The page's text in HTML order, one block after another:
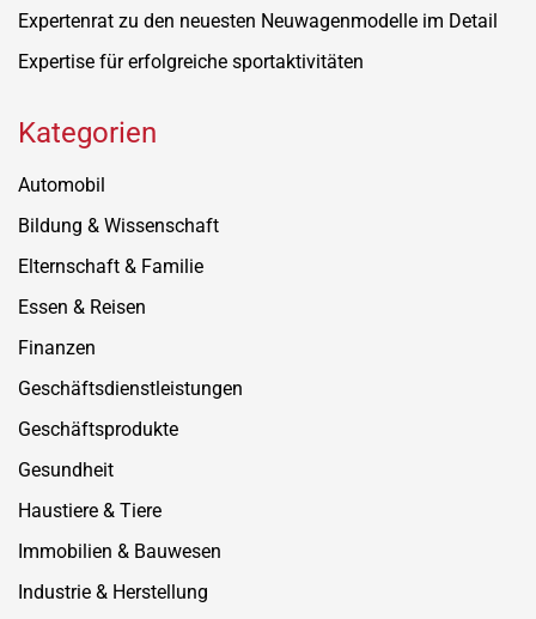
Expertenrat zu den neuesten Neuwagenmodelle im Detail
Expertise für erfolgreiche sportaktivitäten
Kategorien
Automobil
Bildung & Wissenschaft
Elternschaft & Familie
Essen & Reisen
Finanzen
Geschäftsdienstleistungen
Geschäftsprodukte
Gesundheit
Haustiere & Tiere
Immobilien & Bauwesen
Industrie & Herstellung